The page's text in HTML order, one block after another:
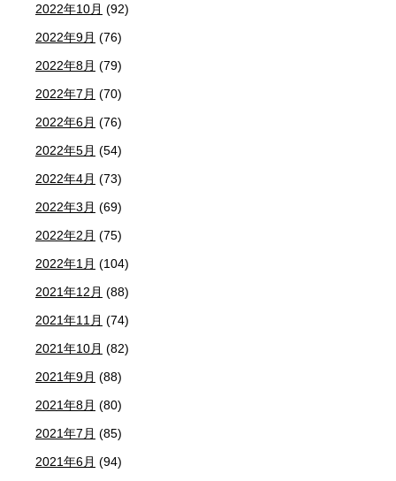
2022年10月 (92)
2022年9月 (76)
2022年8月 (79)
2022年7月 (70)
2022年6月 (76)
2022年5月 (54)
2022年4月 (73)
2022年3月 (69)
2022年2月 (75)
2022年1月 (104)
2021年12月 (88)
2021年11月 (74)
2021年10月 (82)
2021年9月 (88)
2021年8月 (80)
2021年7月 (85)
2021年6月 (94)